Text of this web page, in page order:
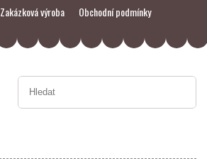
Zakázková výroba
Obchodní podmínky